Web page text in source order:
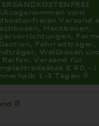
(Ausgenommen vom
Versand
Heckboxen,
Fahrradträger,
Wallboxen
Reifen. Versand für
€ 60,-.)
1-3 Tagen